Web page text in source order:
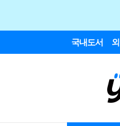
국내도서